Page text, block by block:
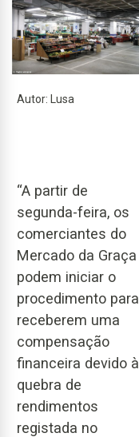
Autor: Lusa
“A partir de
segunda-feira, os
comerciantes do
Mercado da Graça
podem iniciar o
procedimento para
receberem uma
compensação
financeira devido à
quebra de
rendimentos
registada no